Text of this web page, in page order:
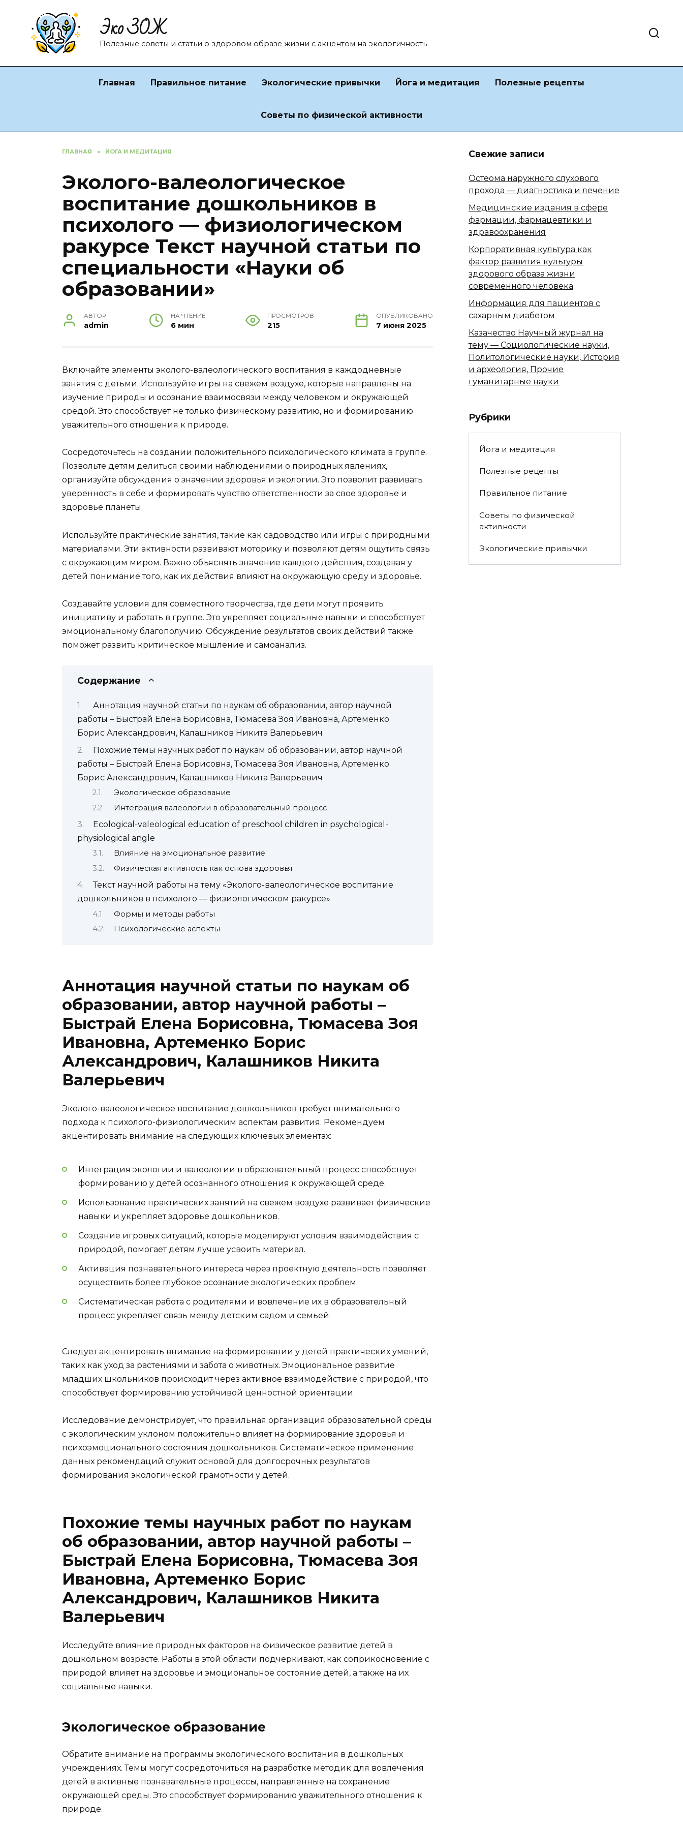
содержанию
Эко ЗОЖ
Полезные советы и статьи о здоровом образе жизни с акцентом на экологичность
Главная Правильное питание Экологические привычки Йога и медитация Полезные рецепты
Советы по физической активности
ГЛАВНАЯ » ЙОГА И МЕДИТАЦИЯ
Эколого-валеологическое
воспитание дошкольников в
психолого — физиологическом
ракурсе Текст научной статьи по
специальности «Науки об
образовании»
АВТОР
admin
НА ЧТЕНИЕ
6 мин
ПРОСМОТРОВ
215
ОПУБЛИКОВАНО
7 июня 2025
Включайте элементы эколого-валеологического воспитания в каждодневные
занятия с детьми. Используйте игры на свежем воздухе, которые направлены на
изучение природы и осознание взаимосвязи между человеком и окружающей
средой. Это способствует не только физическому развитию, но и формированию
уважительного отношения к природе.
Сосредоточьтесь на создании положительного психологического климата в группе.
Позвольте детям делиться своими наблюдениями о природных явлениях,
организуйте обсуждения о значении здоровья и экологии. Это позволит развивать
уверенность в себе и формировать чувство ответственности за свое здоровье и
здоровье планеты.
Используйте практические занятия, такие как садоводство или игры с природными
материалами. Эти активности развивают моторику и позволяют детям ощутить связь
с окружающим миром. Важно объяснять значение каждого действия, создавая у
детей понимание того, как их действия влияют на окружающую среду и здоровье.
Создавайте условия для совместного творчества, где дети могут проявить
инициативу и работать в группе. Это укрепляет социальные навыки и способствует
эмоциональному благополучию. Обсуждение результатов своих действий также
поможет развить критическое мышление и самоанализ.
Содержание
Аннотация научной статьи по наукам об образовании, автор научной
работы – Быстрай Елена Борисовна, Тюмасева Зоя Ивановна, Артеменко
Борис Александрович, Калашников Никита Валерьевич
Похожие темы научных работ по наукам об образовании, автор научной
работы – Быстрай Елена Борисовна, Тюмасева Зоя Ивановна, Артеменко
Борис Александрович, Калашников Никита Валерьевич
Экологическое образование
Интеграция валеологии в образовательный процесс
Ecological-valeological education of preschool сhildren in psychological-
physiological angle
Влияние на эмоциональное развитие
Физическая активность как основа здоровья
Текст научной работы на тему «Эколого-валеологическое воспитание
дошкольников в психолого — физиологическом ракурсе»
Формы и методы работы
Психологические аспекты
Аннотация научной статьи по наукам об
образовании, автор научной работы –
Быстрай Елена Борисовна, Тюмасева Зоя
Ивановна, Артеменко Борис
Александрович, Калашников Никита
Валерьевич
Эколого-валеологическое воспитание дошкольников требует внимательного
подхода к психолого-физиологическим аспектам развития. Рекомендуем
акцентировать внимание на следующих ключевых элементах:
Интеграция экологии и валеологии в образовательный процесс способствует
формированию у детей осознанного отношения к окружающей среде.
Использование практических занятий на свежем воздухе развивает физические
навыки и укрепляет здоровье дошкольников.
Создание игровых ситуаций, которые моделируют условия взаимодействия с
природой, помогает детям лучше усвоить материал.
Активация познавательного интереса через проектную деятельность позволяет
осуществить более глубокое осознание экологических проблем.
Систематическая работа с родителями и вовлечение их в образовательный
процесс укрепляет связь между детским садом и семьей.
Следует акцентировать внимание на формировании у детей практических умений,
таких как уход за растениями и забота о животных. Эмоциональное развитие
младших школьников происходит через активное взаимодействие с природой, что
способствует формированию устойчивой ценностной ориентации.
Исследование демонстрирует, что правильная организация образовательной среды
с экологическим уклоном положительно влияет на формирование здоровья и
психоэмоционального состояния дошкольников. Систематическое применение
данных рекомендаций служит основой для долгосрочных результатов
формирования экологической грамотности у детей.
Похожие темы научных работ по наукам
об образовании, автор научной работы –
Быстрай Елена Борисовна, Тюмасева Зоя
Ивановна, Артеменко Борис
Александрович, Калашников Никита
Валерьевич
Исследуйте влияние природных факторов на физическое развитие детей в
дошкольном возрасте. Работы в этой области подчеркивают, как соприкосновение с
природой влияет на здоровье и эмоциональное состояние детей, а также на их
социальные навыки.
Экологическое образование
Обратите внимание на программы экологического воспитания в дошкольных
учреждениях. Темы могут сосредоточиться на разработке методик для вовлечения
детей в активные познавательные процессы, направленные на сохранение
окружающей среды. Это способствует формированию уважительного отношения к
природе.
Свежие записи
Остеома наружного слухового
прохода — диагностика и лечение
Медицинские издания в сфере
фармации, фармацевтики и
здравоохранения
Корпоративная культура как
фактор развития культуры
здорового образа жизни
современного человека
Информация для пациентов с
сахарным диабетом
Казачество Научный журнал на
тему — Социологические науки,
Политологические науки, История
и археология, Прочие
гуманитарные науки
Рубрики
Йога и медитация
Полезные рецепты
Правильное питание
Советы по физической
активности
Экологические привычки